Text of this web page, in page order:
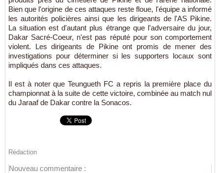
Bien que l'origine de ces attaques reste floue, l'équipe a informé
les autorités policières ainsi que les dirigeants de l'AS Pikine.
La situation est d'autant plus étrange que l'adversaire du jour,
Dakar Sacré-Coeur, n'est pas réputé pour son comportement
violent. Les dirigeants de Pikine ont promis de mener des
investigations pour déterminer si les supporters locaux sont
impliqués dans ces attaques.
Il est à noter que Teungueth FC a repris la première place du
championnat à la suite de cette victoire, combinée au match nul
du Jaraaf de Dakar contre la Sonacos.
Rédaction
Nouveau commentaire :